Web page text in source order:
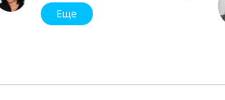
Еще